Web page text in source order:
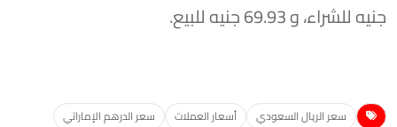
جنيه للشراء، و 69.93 جنيه للبيع.
سعر الريال السعودي أسعار العملات
سعر الدرهم الإماراتي